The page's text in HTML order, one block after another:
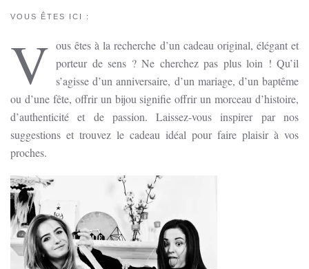
VOUS ÊTES ICI :
V ous êtes à la recherche d’un cadeau original, élégant et
porteur de sens ? Ne cherchez pas plus loin ! Qu’il
s’agisse d’un anniversaire, d’un mariage, d’un baptême
ou d’une fête, offrir un bijou signifie offrir un morceau d’histoire,
d’authenticité et de passion. Laissez-vous inspirer par nos
suggestions et trouvez le cadeau idéal pour faire plaisir à vos
proches.